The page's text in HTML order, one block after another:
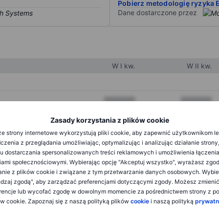
Zasady korzystania z plików cookie
strony internetowe wykorzystują pliki cookie, aby zapewnić użytkownikom
z przeglądania umożliwiając, optymalizując i analizując działanie
dostarczania spersonalizowanych treści reklamowych i umożliwienia
społecznościowymi. Wybierając opcję "Akceptuj wszystko", wyrażasz
z plików cookie i związane z tym przetwarzanie danych osobowych.
zgodą", aby zarządzać preferencjami dotyczącymi zgody. Możesz
lub wycofać zgodę w dowolnym momencie za pośrednictwem strony z
cookie. Zapoznaj się z naszą polityką plików cookie i naszą polityką
Pobierz metodologię ryzyka
Dane dostarczone przez
W I kw. W II kw.
XXXXXXX XXXXXXX
XXXXXXX
XXXXXXX XXXXXXX
XXXXXXX XXXXXXX
XXXXXXX